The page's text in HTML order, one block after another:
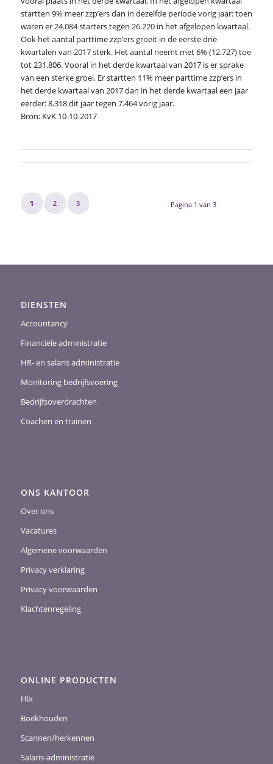
startten 9% meer zzp’ers dan in dezelfde periode vorig jaar: toen
waren er 24.084 starters tegen 26.220 in het afgelopen kwartaal.
Ook het aantal parttime zzp’ers groeit in de eerste drie
kwartalen van 2017 sterk. Het aantal neemt met 6% (12.727) toe
tot 231.806. Vooral in het derde kwartaal van 2017 is er sprake
van een sterke groei. Er startten 11% meer parttime zzp’ers in
het derde kwartaal van 2017 dan in het derde kwartaal een jaar
eerder: 8.318 dit jaar tegen 7.464 vorig jaar.
Bron: KvK 10-10-2017
Pagina 1 van 3
1 2 3
DIENSTEN
Accountancy
Financiële administratie
HR- en salaris administratie
Monitoring bedrijfsvoering
Bedrijfsoverdrachten
Coachen en trainen
ONS KANTOOR
Over ons
Vacatures
Algemene voorwaarden
Privacy verklaring
Privacy voorwaarden
Klachtenregeling
ONLINE PRODUCTEN
Hix
Boekhouden
Scannen/herkennen
Salaris-administratie